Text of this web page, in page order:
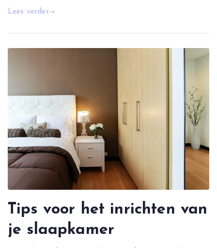
Lees verder
Tips voor het inrichten van
je slaapkamer